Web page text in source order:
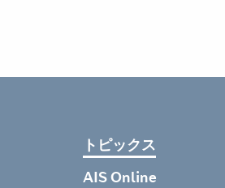
トピックス
AIS Online